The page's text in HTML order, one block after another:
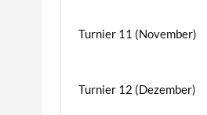
Turnier 11 (November)
Turnier 12 (Dezember)